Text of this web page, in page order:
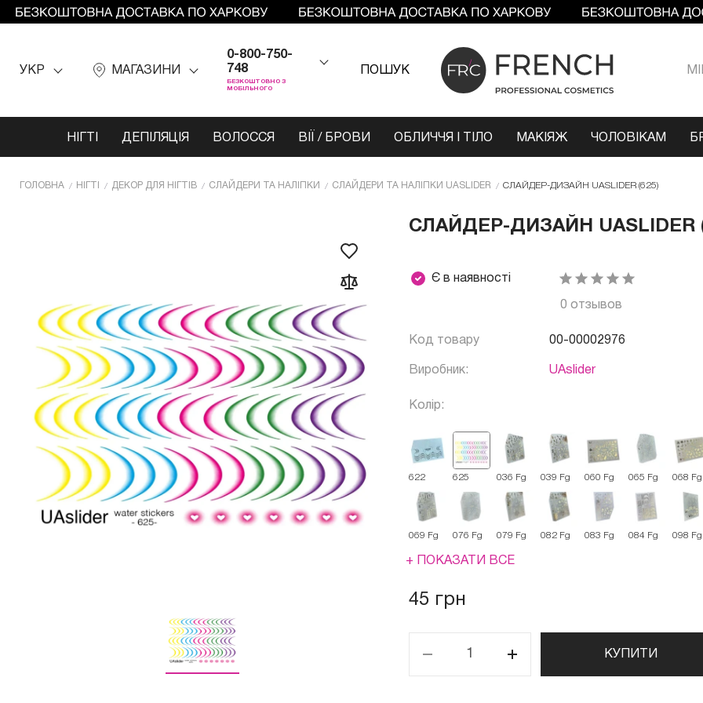
УКР МАГАЗИНИ
0-800-750-
748
БЕЗКОШТОВНО З
МОБІЛЬНОГО
ПОШУК
НІГТІ ДЕПІЛЯЦІЯ ВОЛОССЯ ВІЇ / БРОВИ ОБЛИЧЧЯ І ТІЛО МАКІЯЖ ЧОЛОВІКАМ
ГОЛОВНА НІГТІ ДЕКОР ДЛЯ НІГТІВ СЛАЙДЕРИ ТА НАЛІПКИ СЛАЙДЕРИ ТА НАЛІПКИ UASLIDER СЛАЙДЕР-ДИЗАЙН UASLIDER (625)
СЛАЙДЕР-ДИЗАЙН UASLIDER
Є в наявності
0 отзывов
Код товару 00-00002976
Виробник: UAslider
Колір:
622 625 036 Fg 039 Fg 060 Fg 065 Fg 068 Fg
069 Fg 076 Fg 079 Fg 082 Fg 083 Fg 084 Fg 098 Fg
+ ПОКАЗАТИ ВСЕ
45 грн
КУПИТИ